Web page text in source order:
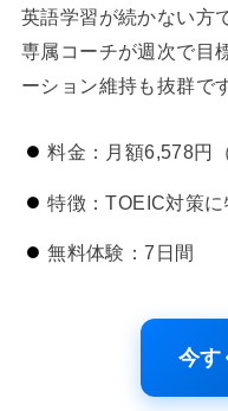
英語学習が続かない方
専属コーチが週次で目
ーション維持も抜群で
料金：月額6,578円
特徴：TOEIC対策
無料体験：7日間
今す